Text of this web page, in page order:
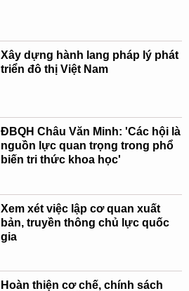
Xây dựng hành lang pháp lý phát
triển đô thị Việt Nam
ĐBQH Châu Văn Minh: 'Các hội là
nguồn lực quan trọng trong phổ
biến tri thức khoa học'
Xem xét việc lập cơ quan xuất
bản, truyền thông chủ lực quốc
gia
Hoàn thiện cơ chế, chính sách